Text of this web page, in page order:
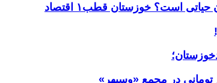
است؟ خوزستان قطب۱ اقتصاد